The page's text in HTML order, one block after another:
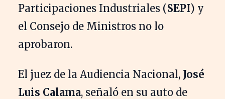
Participaciones Industriales (SEPI) y
el Consejo de Ministros no lo
aprobaron.
El juez de la Audiencia Nacional, José
Luis Calama, señaló en su auto de